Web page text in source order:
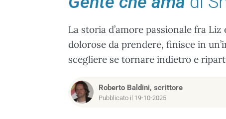
La storia d’amore passionale fra
dolorose da prendere, finisce in
scegliere se tornare indietro e
Roberto Baldini, scrittore
Pubblicato il 19-10-2025